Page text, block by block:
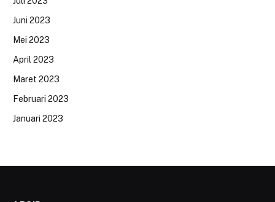
Juni 2023
Mei 2023
April 2023
Maret 2023
Februari 2023
Januari 2023